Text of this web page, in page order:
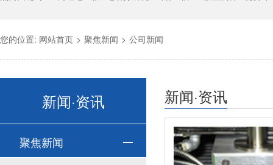
您的位置: 网站首页 > 聚焦新闻 > 公司新闻
新闻·资讯
新闻·资讯
聚焦新闻